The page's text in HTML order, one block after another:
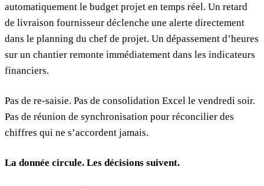
automatiquement le budget projet en temps réel. Un retard
de livraison fournisseur déclenche une alerte directement
dans le planning du chef de projet. Un dépassement d’heures
sur un chantier remonte immédiatement dans les indicateurs
financiers.
Pas de re-saisie. Pas de consolidation Excel le vendredi soir.
Pas de réunion de synchronisation pour réconcilier des
chiffres qui ne s’accordent jamais.
La donnée circule. Les décisions suivent.